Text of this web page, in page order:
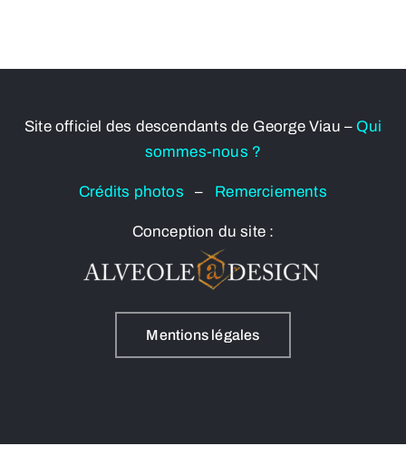
Site officiel des descendants de George Viau – Qui
sommes-nous ?
Crédits photos– Remerciements
Conception du site :
Mentions légales